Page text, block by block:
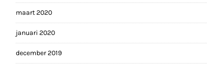
maart 2020
januari 2020
december 2019